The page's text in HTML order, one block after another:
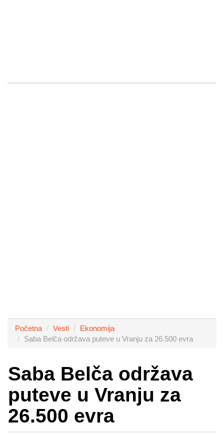
Početna Vesti
Ekonomija
Saba Belča održava puteve u Vranju za 26.500 evra
Saba Belča održava
puteve u Vranju za
26.500 evra